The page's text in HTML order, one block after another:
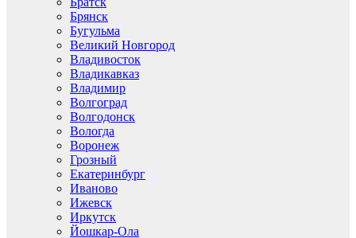
Брянск
Бугульма
Великий Новгород
Владивосток
Владикавказ
Владимир
Волгоград
Волгодонск
Вологда
Воронеж
Грозный
Екатеринбург
Иваново
Ижевск
Иркутск
Йошкар-Ола